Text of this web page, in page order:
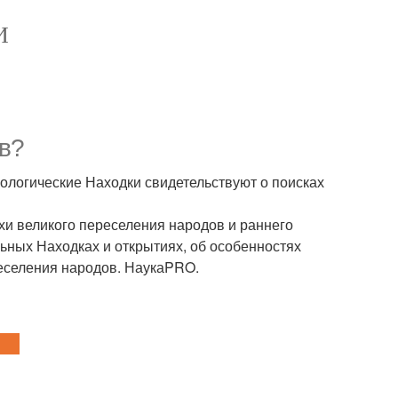
Находки свидетельствуют о поисках
великого переселения народов и раннего
Находках и открытиях, об особенностях
народов. НаукаPRO.